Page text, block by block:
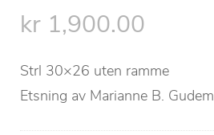
kr 1,900.00
Strl 30×26 uten ramme
Etsning av Marianne B. Gudem